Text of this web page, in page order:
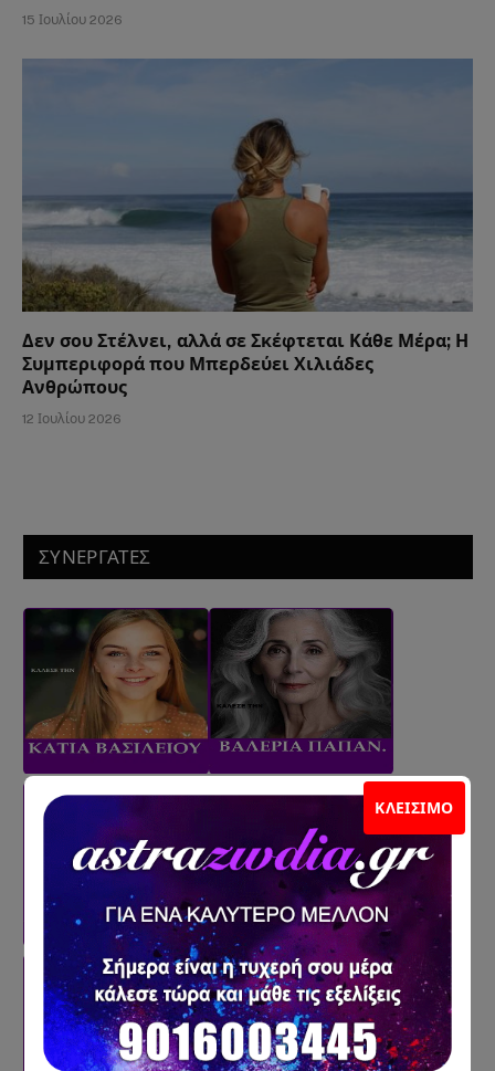
ΚΛΕΊΣΙΜΟ
15 Ιουλίου 2026
Δεν σου Στέλνει, αλλά σε Σκέφτεται Κάθε Μέρα; Η
Συμπεριφορά που Μπερδεύει Χιλιάδες
Ανθρώπους
12 Ιουλίου 2026
ΣΥΝΕΡΓΑΤΕΣ